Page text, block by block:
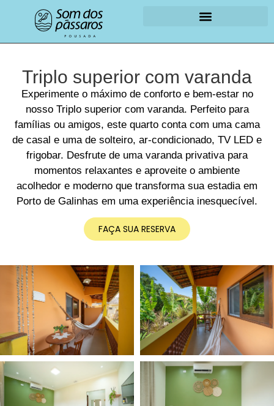
Triplo superior com varanda
Experimente o máximo de conforto e bem-estar no
nosso Triplo superior com varanda. Perfeito para
famílias ou amigos, este quarto conta com uma cama
de casal e uma de solteiro, ar-condicionado, TV LED e
frigobar. Desfrute de uma varanda privativa para
momentos relaxantes e aproveite o ambiente
acolhedor e moderno que transforma sua estadia em
Porto de Galinhas em uma experiência inesquecível.
FAÇA SUA RESERVA